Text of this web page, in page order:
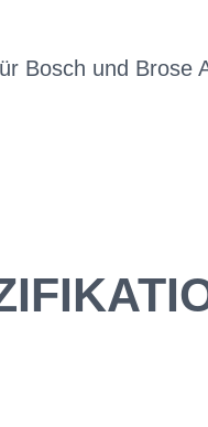
Bosch und Brose